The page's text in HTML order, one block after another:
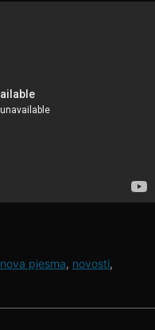
nova pjesma, novosti,